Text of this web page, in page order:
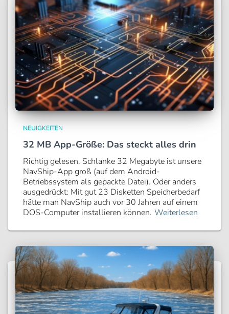
NEUIGKEITEN
32 MB App-Größe: Das steckt alles drin
Richtig gelesen. Schlanke 32 Megabyte ist unsere
NavShip-App groß (auf dem Android-
Betriebssystem als gepackte Datei). Oder anders
ausgedrückt: Mit gut 23 Disketten Speicherbedarf
hätte man NavShip auch vor 30 Jahren auf einem
DOS-Computer installieren können. Weiterlesen